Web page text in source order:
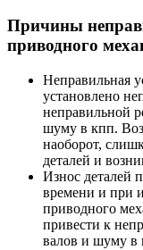
Причины
приводного
Неправильная
установлено
неправильной
шуму в кпп.
наоборот,
деталей и
Износ деталей
времени и при
приводного
привести к
валов и шуму в